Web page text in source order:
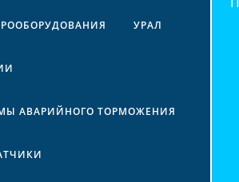
УРАЛ
АВАРИЙНОГО ТОРМОЖЕНИЯ